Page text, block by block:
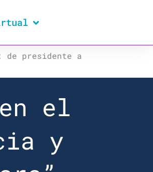
de presidente a
el
y